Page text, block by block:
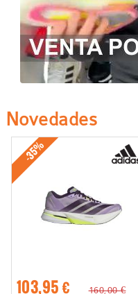
Novedades
-35%
103,95 €
160,00 €